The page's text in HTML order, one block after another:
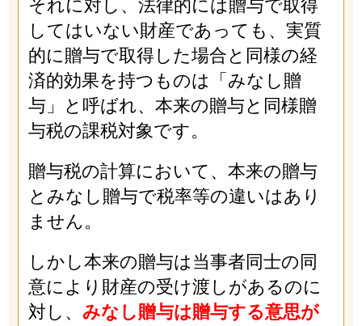
それに対し、法律的には贈与で取得
してはいない財産であっても、実質
的に贈与で取得した場合と同様の経
済的効果を持つものは「みなし贈
与」と呼ばれ、本来の贈与と同様贈
与税の課税対象です。
贈与税の計算において、本来の贈与
とみなし贈与で税率等の違いはあり
ません。
しかし本来の贈与は当事者同士の同
意により財産の受け渡しがあるのに
対し、 みなし贈与は贈与する意思が